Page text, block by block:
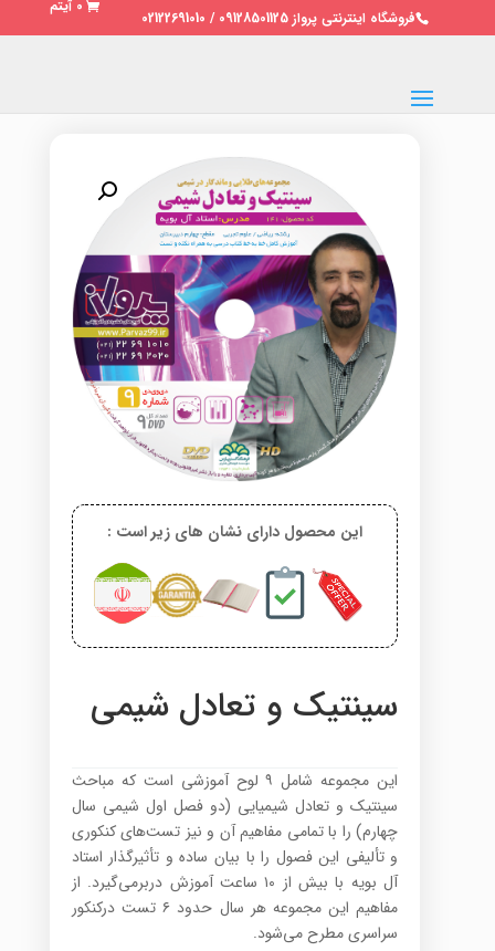
فروشگاه اینترنتی پرواز 09128501125 / 02122691010
0 آیتم
این محصول دارای نشان های زیر است :
سینتیک و تعادل شیمی
این مجموعه شامل ۹ لوح آموزشی است که مباحث
سینتیک و تعادل شیمیایی (دو فصل اول شیمی سال
چهارم) را با تمامی مفاهیم آن و نیز تست‌های کنکوری
و تألیفی این فصول را با بیان ساده و تأثیرگذار استاد
آل بویه با بیش از ۱۰ ساعت آموزش دربرمی‌گیرد. از
مفاهیم این مجموعه هر سال حدود ۶ تست درکنکور
سراسری مطرح می‌شود.